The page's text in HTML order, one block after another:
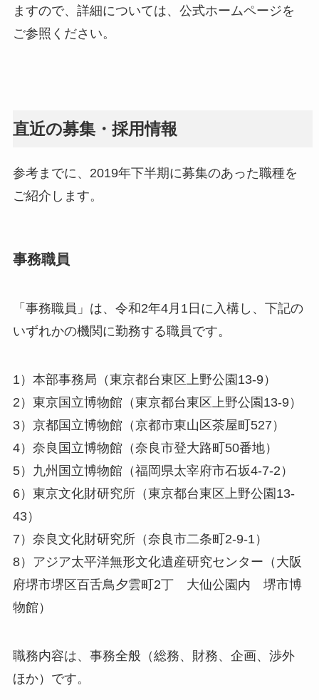
ますので、詳細については、公式ホームページを
ご参照ください。
直近の募集・採用情報
参考までに、2019年下半期に募集のあった職種を
ご紹介します。
事務職員
「事務職員」は、令和2年4月1日に入構し、下記の
いずれかの機関に勤務する職員です。
1）本部事務局（東京都台東区上野公園13-9）
2）東京国立博物館（東京都台東区上野公園13-9）
3）京都国立博物館（京都市東山区茶屋町527）
4）奈良国立博物館（奈良市登大路町50番地）
5）九州国立博物館（福岡県太宰府市石坂4-7-2）
6）東京文化財研究所（東京都台東区上野公園13-
43）
7）奈良文化財研究所（奈良市二条町2-9-1）
8）アジア太平洋無形文化遺産研究センター（大阪
府堺市堺区百舌鳥夕雲町2丁 大仙公園内 堺市博
物館）
職務内容は、事務全般（総務、財務、企画、渉外
ほか）です。